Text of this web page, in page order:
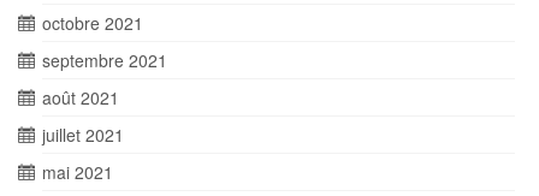
octobre 2021
septembre 2021
août 2021
juillet 2021
mai 2021